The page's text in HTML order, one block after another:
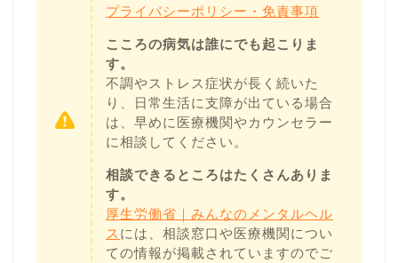
プライバシーポリシー・免責事項
こころの病気は誰にでも起こりま
す。
不調やストレス症状が長く続いた
り、日常生活に支障が出ている場合
は、早めに医療機関やカウンセラー
に相談してください。
相談できるところはたくさんありま
す。
厚生労働省｜みんなのメンタルヘル
ス には、相談窓口や医療機関につい
ての情報が掲載されていますのでご